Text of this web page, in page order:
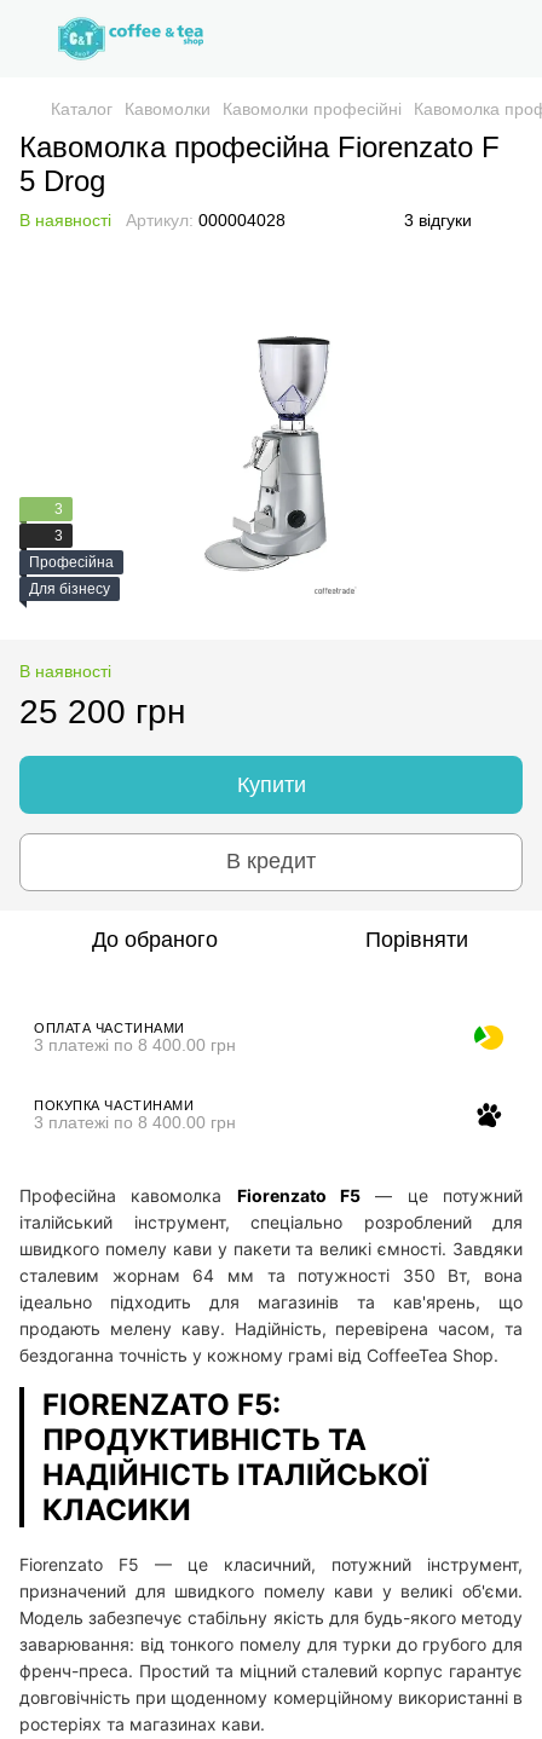
Каталог Кавомолки Кавомолки професійні Кавомолка
Кавомолка професійна Fiorenzato F
5 Drog
В наявності Артикул: 000004028 3 відгуки
3
3
Професійна
Для бізнесу
В наявності
25 200 грн
Купити
В кредит
До обраного Порівняти
ОПЛАТА ЧАСТИНАМИ
3 платежі по 8 400.00 грн
ПОКУПКА ЧАСТИНАМИ
3 платежі по 8 400.00 грн
Професійна кавомолка Fiorenzato F5 — це потужний
італійський інструмент, спеціально розроблений для
швидкого помелу кави у пакети та великі ємності. Завдяки
сталевим жорнам 64 мм та потужності 350 Вт, вона
ідеально підходить для магазинів та кав'ярень, що
продають мелену каву. Надійність, перевірена часом, та
бездоганна точність у кожному грамі від CoffeeTea Shop.
FIORENZATO F5:
ПРОДУКТИВНІСТЬ ТА
НАДІЙНІСТЬ ІТАЛІЙСЬКОЇ
КЛАСИКИ
Fiorenzato F5 — це класичний, потужний інструмент,
призначений для швидкого помелу кави у великі об'єми.
Модель забезпечує стабільну якість для будь-якого методу
заварювання: від тонкого помелу для турки до грубого для
френч-преса. Простий та міцний сталевий корпус гарантує
довговічність при щоденному комерційному використанні в
ростеріях та магазинах кави.